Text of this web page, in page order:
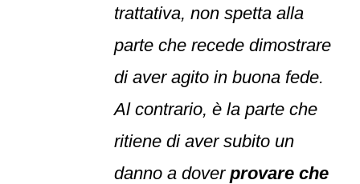
trattativa, non spetta alla
parte che recede dimostrare
di aver agito in buona fede.
Al contrario, è la parte che
ritiene di aver subito un
danno a doverprovare che